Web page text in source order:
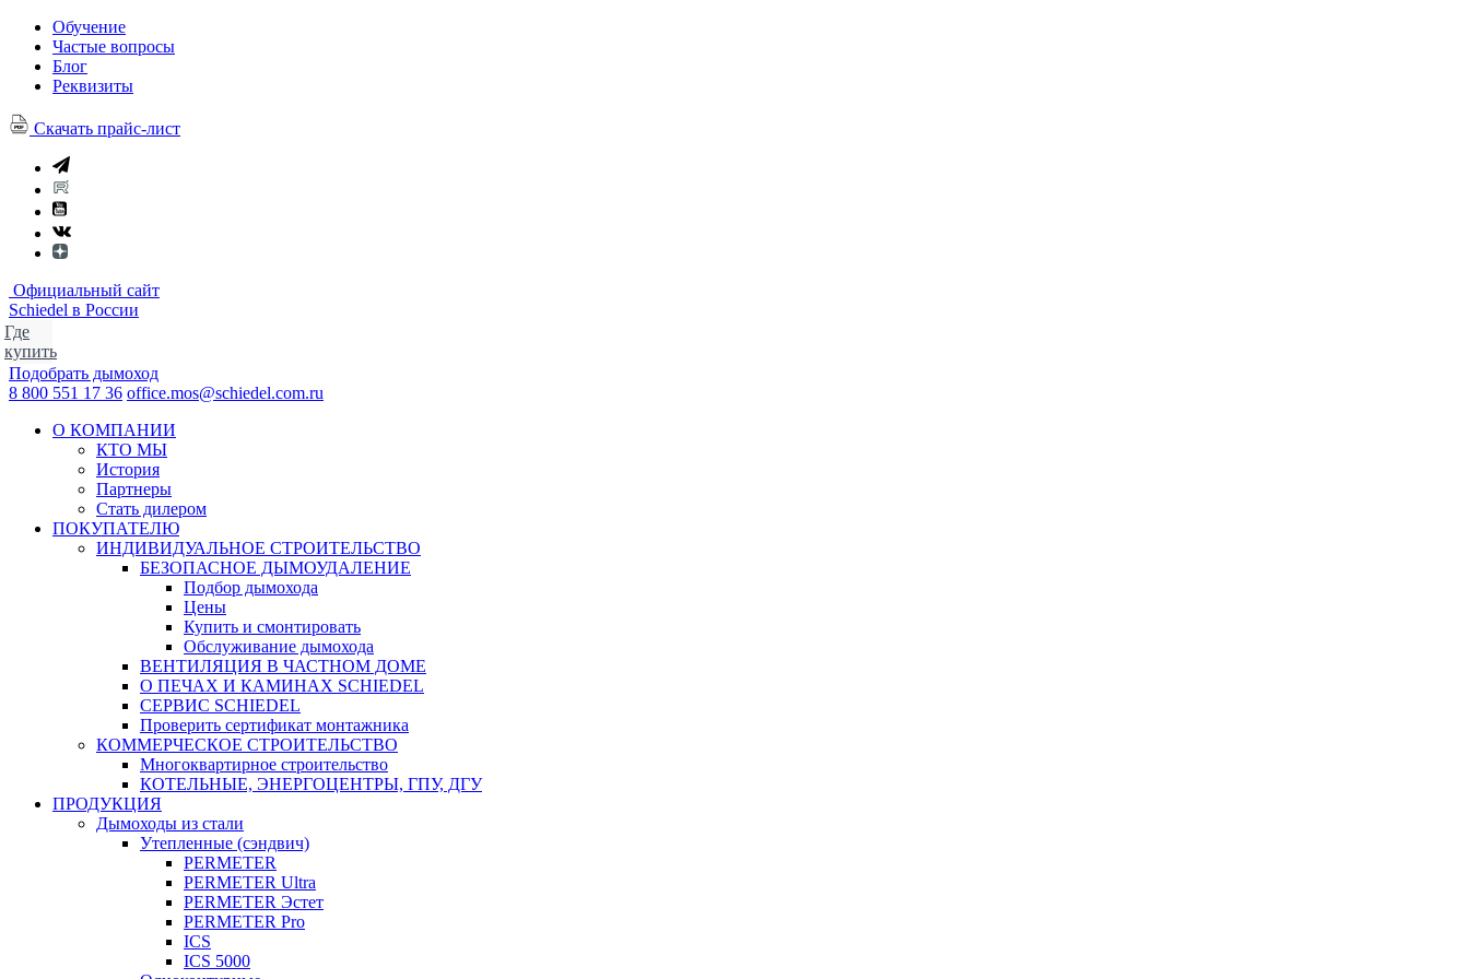
Обучение
Частые вопросы
Блог
Реквизиты
Скачать прайс-лист
Официальный сайт
Schiedel в России
Где
купить
Подобрать дымоход
8 800 551 17 36 office.mos@schiedel.com.ru
О КОМПАНИИ
КТО МЫ
История
Партнеры
Стать дилером
ПОКУПАТЕЛЮ
ИНДИВИДУАЛЬНОЕ СТРОИТЕЛЬСТВО
БЕЗОПАСНОЕ ДЫМОУДАЛЕНИЕ
Подбор дымохода
Цены
Купить и смонтировать
Обслуживание дымохода
ВЕНТИЛЯЦИЯ В ЧАСТНОМ ДОМЕ
О ПЕЧАХ И КАМИНАХ SCHIEDEL
СЕРВИС SCHIEDEL
Проверить сертификат монтажника
КОММЕРЧЕСКОЕ СТРОИТЕЛЬСТВО
Многоквартирное строительство
КОТЕЛЬНЫЕ, ЭНЕРГОЦЕНТРЫ, ГПУ, ДГУ
ПРОДУКЦИЯ
Дымоходы из стали
Утепленные (сэндвич)
PERMETER
PERMETER Ultra
PERMETER Эстет
PERMETER Pro
ICS
ICS 5000